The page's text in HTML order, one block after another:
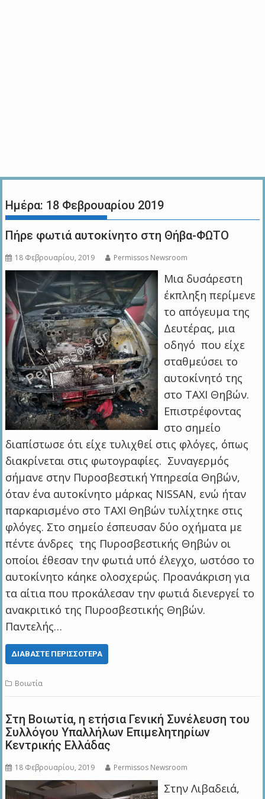
Ημέρα: 18 Φεβρουαρίου 2019
Πήρε φωτιά αυτοκίνητο στη Θήβα-ΦΩΤΟ
18 Φεβρουαρίου, 2019 Permissos Newsroom
Μια δυσάρεστη
έκπληξη περίμενε
το απόγευμα της
Δευτέρας, μια
οδηγό που είχε
σταθμεύσει το
αυτοκίνητό της
στο ΤΑΧΙ Θηβών.
Επιστρέφοντας
στο σημείο
διαπίστωσε ότι είχε τυλιχθεί στις φλόγες, όπως
διακρίνεται στις φωτογραφίες. Συναγερμός
σήμανε στην Πυροσβεστική Υπηρεσία Θηβών,
όταν ένα αυτοκίνητο μάρκας NISSAN, ενώ ήταν
παρκαρισμένο στο ΤΑΧΙ Θηβών τυλίχτηκε στις
φλόγες. Στο σημείο έσπευσαν δύο οχήματα με
πέντε άνδρες της Πυροσβεστικής Θηβών οι
οποίοι έθεσαν την φωτιά υπό έλεγχο, ωστόσο το
αυτοκίνητο κάηκε ολοσχερώς. Προανάκριση για
τα αίτια που προκάλεσαν την φωτιά διενεργεί το
ανακριτικό της Πυροσβεστικής Θηβών.
Παντελής…
ΔΙΑΒΆΣΤΕ ΠΕΡΙΣΣΌΤΕΡΑ
Βοιωτία
Στη Βοιωτία, η ετήσια Γενική Συνέλευση του
Συλλόγου Υπαλλήλων Επιμελητηρίων
Κεντρικής Ελλάδας
18 Φεβρουαρίου, 2019 Permissos Newsroom
Στην Λιβαδειά,